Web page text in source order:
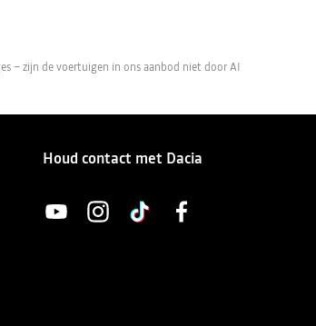
– zijn de voertuigen in ons aanbod niet door AI
Houd contact met Dacia